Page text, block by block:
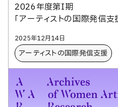
2026年度第I期
「アーティストの国際発信
2025年12月14日
アーティストの​国際発信支援